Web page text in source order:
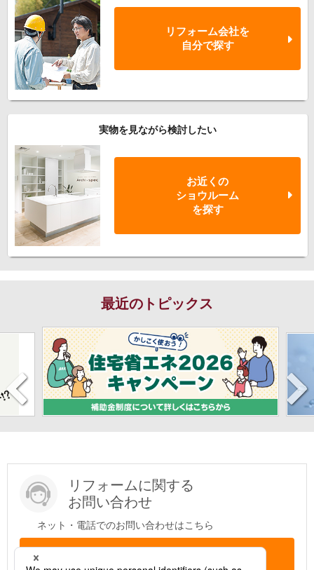
リフォーム会社を
自分で探す
実物を見ながら検討したい
お近くの
ショウルーム
を探す
最近のトピックス
リフォームに関する
お問い合わせ
ネット・電話でのお問い合わせはこちら